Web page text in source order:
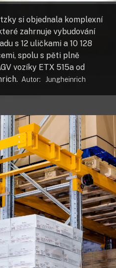
v Německu.
ČLÁNEK
automatizace
si objednala komplexní
zahrnuje vybudování
s 12 uličkami a 10 128
spolu s pěti plně
vozíky ETX 515a od
Autor: Jungheinrich